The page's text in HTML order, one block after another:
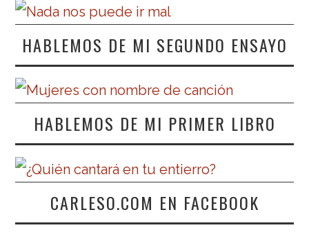
HABLEMOS DE MI SEGUNDO ENSAYO
HABLEMOS DE MI PRIMER LIBRO
CARLESO.COM EN FACEBOOK